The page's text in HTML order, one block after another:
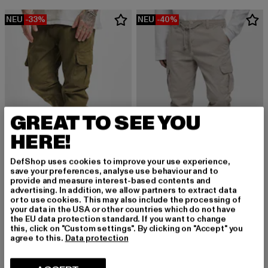
NEU -33%
URBAN CLASSICS
Cargo Jogging
EUR 40,19
Derzeitiger Preis: EUR 40,19
EUR 59,99Aktionspreis: EUR 59,99
NEU -40%
URBAN CLASSICS
Cargo Jogging
EUR 35,99
Derzeitiger Preis: EUR 35,99
EUR 59,99Aktionspreis:
GREAT TO SEE YOU
HERE!
DefShop uses cookies to improve your use experience,
save your preferences, analyse use behaviour and to
provide and measure interest-based contents and
advertising. In addition, we allow partners to extract data
or to use cookies. This may also include the processing of
your data in the USA or other countries which do not have
the EU data protection standard. If you want to change
this, click on "Custom settings". By clicking on "Accept" you
agree to this. Data protection